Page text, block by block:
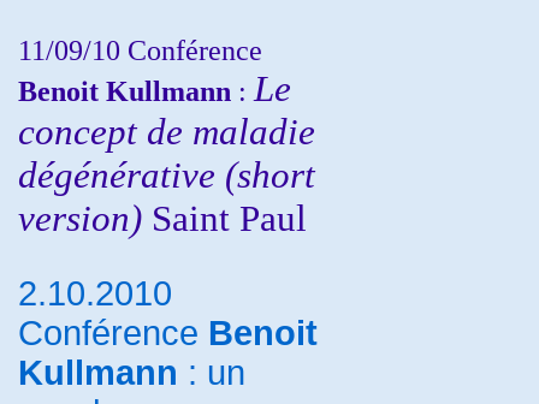
11/09/10 Conférence
Benoit Kullmann : Le
concept de maladie
dégénérative (short
version) Saint Paul
2.10.2010
Conférence Benoit
Kullmann : un